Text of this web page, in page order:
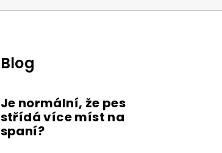
Blog
Je normální, že pes
střídá více míst na
spaní?